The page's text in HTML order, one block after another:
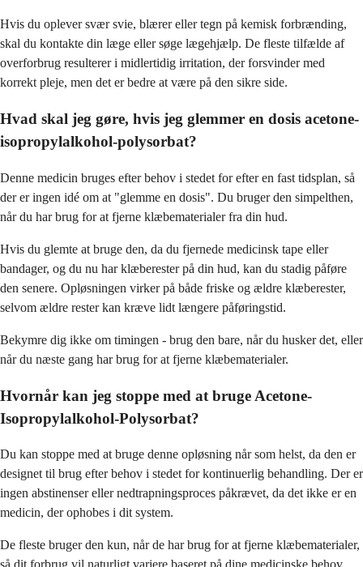
Hvis du oplever svær svie, blærer eller tegn på kemisk forbrænding,
skal du kontakte din læge eller søge lægehjælp. De fleste tilfælde af
overforbrug resulterer i midlertidig irritation, der forsvinder med
korrekt pleje, men det er bedre at være på den sikre side.
Hvad skal jeg gøre, hvis jeg glemmer en dosis acetone-
isopropylalkohol-polysorbat?
Denne medicin bruges efter behov i stedet for efter en fast tidsplan, så
der er ingen idé om at "glemme en dosis". Du bruger den simpelthen,
når du har brug for at fjerne klæbematerialer fra din hud.
Hvis du glemte at bruge den, da du fjernede medicinsk tape eller
bandager, og du nu har klæberester på din hud, kan du stadig påføre
den senere. Opløsningen virker på både friske og ældre klæberester,
selvom ældre rester kan kræve lidt længere påføringstid.
Bekymre dig ikke om timingen - brug den bare, når du husker det, eller
når du næste gang har brug for at fjerne klæbematerialer.
Hvornår kan jeg stoppe med at bruge Acetone-
Isopropylalkohol-Polysorbat?
Du kan stoppe med at bruge denne opløsning når som helst, da den er
designet til brug efter behov i stedet for kontinuerlig behandling. Der er
ingen abstinenser eller nedtrapningsproces påkrævet, da det ikke er en
medicin, der ophobes i dit system.
De fleste bruger den kun, når de har brug for at fjerne klæbematerialer,